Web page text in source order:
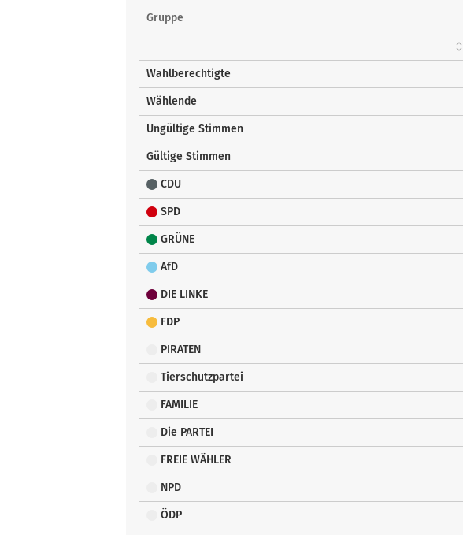
Gruppe
Wahlberechtigte
Wählende
Ungültige Stimmen
Gültige Stimmen
CDU
SPD
GRÜNE
AfD
DIE LINKE
FDP
PIRATEN
Tierschutzpartei
FAMILIE
Die PARTEI
FREIE WÄHLER
NPD
ÖDP